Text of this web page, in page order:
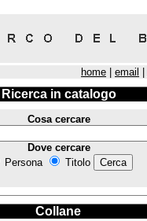
home email
Ricerca in catalogo
Cosa cercare
Dove cercare
Persona
Titolo
Collane